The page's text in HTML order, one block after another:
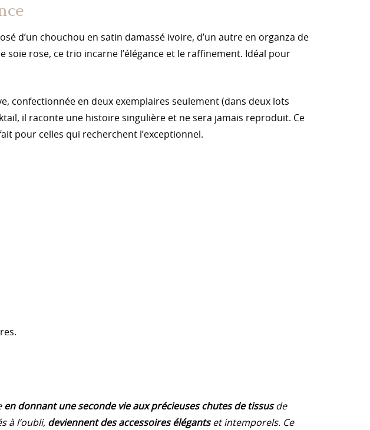
d’un chouchou en satin damassé ivoire, d’un autre en organza de
rose, ce trio incarne l’élégance et le raffinement. Idéal pour
confectionnée en deux exemplaires seulement (dans deux lots
il raconte une histoire singulière et ne sera jamais reproduit. Ce
pour celles qui recherchent l’exceptionnel.
en donnant une seconde vie aux précieuses chutes de tissusde
à l’oubli, deviennent des accessoires élégantset intemporels. Ce